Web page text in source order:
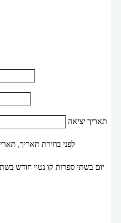
תאריך יציאה
לפני בחירת תאריך,
יום בשתי ספרות קו נטוי חודש